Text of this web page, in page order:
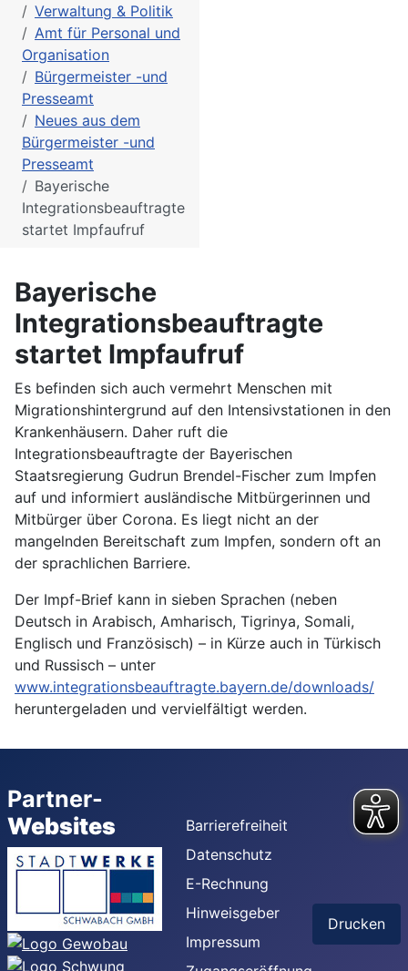
Verwaltung & Politik
Amt für Personal und
Organisation
Bürgermeister -und
Presseamt
Neues aus dem
Bürgermeister -und
Presseamt
Bayerische
Integrationsbeauftragte
startet Impfaufruf
Bayerische
Integrationsbeauftragte
startet Impfaufruf
Es befinden sich auch vermehrt Menschen mit
Migrationshintergrund auf den Intensivstationen in den
Krankenhäusern. Daher ruft die
Integrationsbeauftragte der Bayerischen
Staatsregierung Gudrun Brendel-Fischer zum Impfen
auf und informiert ausländische Mitbürgerinnen und
Mitbürger über Corona. Es liegt nicht an der
mangelnden Bereitschaft zum Impfen, sondern oft an
der sprachlichen Barriere.
Der Impf-Brief kann in sieben Sprachen (neben
Deutsch in Arabisch, Amharisch, Tigrinya, Somali,
Englisch und Französisch) – in Kürze auch in Türkisch
und Russisch – unter
www.integrationsbeauftragte.bayern.de/downloads/
heruntergeladen und vervielfältigt werden.
Partner-
Websites
Barrierefreiheit
Datenschutz
E-Rechnung
Hinweisgeber
Impressum
Drucken